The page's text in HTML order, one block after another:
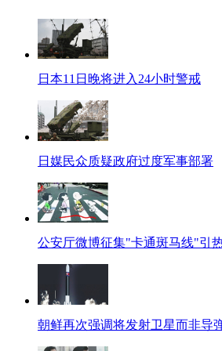
日本11日晚将进入24小时警戒
日媒民众质疑政府过度军事部署
公安厅微博征集"卡通斑马线"引
朝鲜再次强调将发射卫星而非导